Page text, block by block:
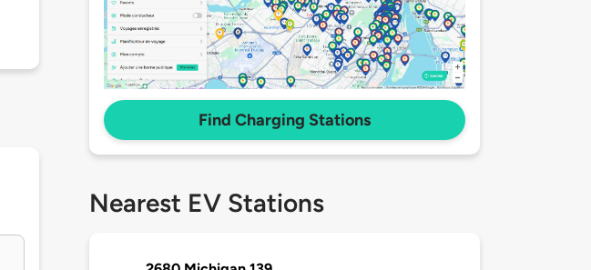
Find Charging Stations
Nearest EV Stations